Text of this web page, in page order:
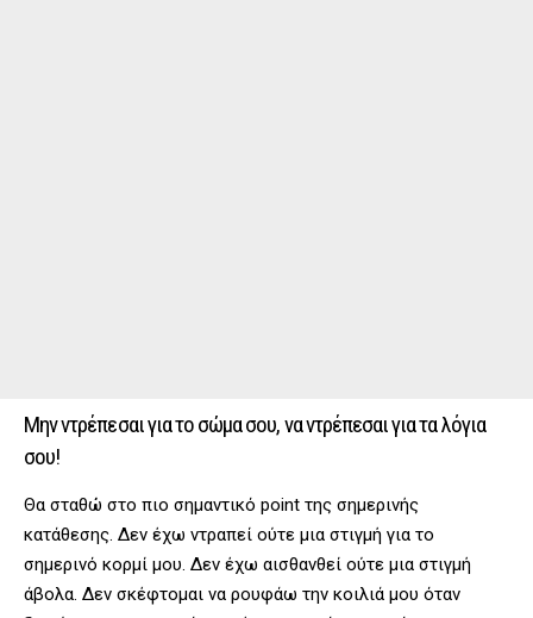
Μην ντρέπεσαι για το σώμα σου, να ντρέπεσαι για τα λόγια
σου!
Θα σταθώ στο πιο σημαντικό point της σημερινής
κατάθεσης. Δεν έχω ντραπεί ούτε μια στιγμή για το
σημερινό κορμί μου. Δεν έχω αισθανθεί ούτε μια στιγμή
άβολα. Δεν σκέφτομαι να ρουφάω την κοιλιά μου όταν